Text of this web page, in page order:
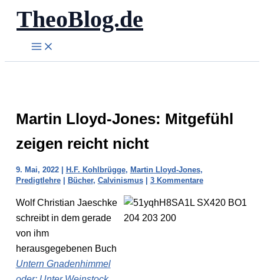
Zum
Inhalt
springen
TheoBlog.de
Martin Lloyd-Jones: Mitgefühl
zeigen reicht nicht
9. Mai, 2022 | H.F. Kohlbrügge, Martin Lloyd-Jones,
Predigtlehre| Bücher, Calvinismus| 3 Kommentare
Wolf Christian Jaeschke
schreibt in dem gerade
von ihm
herausgegebenen Buch
Untern Gnadenhimmel